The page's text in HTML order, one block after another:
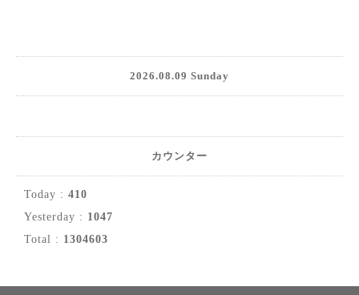
2026.08.09 Sunday
カウンター
Today : 410
Yesterday : 1047
Total : 1304603